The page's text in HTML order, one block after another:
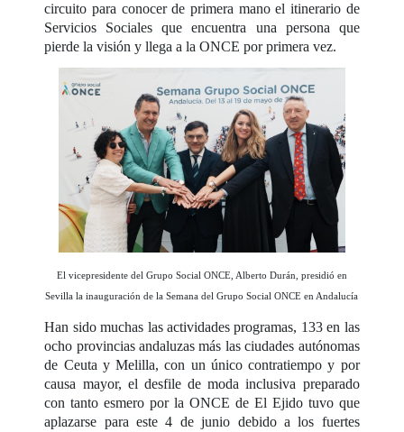
circuito para conocer de primera mano el itinerario de
Servicios Sociales que encuentra una persona que
pierde la visión y llega a la ONCE por primera vez.
El vicepresidente del Grupo Social ONCE, Alberto Durán, presidió en
Sevilla la inauguración de la Semana del Grupo Social ONCE en Andalucía
Han sido muchas las actividades programas, 133 en las
ocho provincias andaluzas más las ciudades autónomas
de Ceuta y Melilla, con un único contratiempo y por
causa mayor, el desfile de moda inclusiva preparado
con tanto esmero por la ONCE de El Ejido tuvo que
aplazarse para este 4 de junio debido a los fuertes